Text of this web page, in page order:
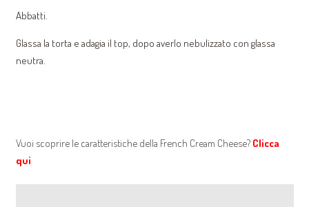
Abbatti.
Glassa la torta e adagia il top, dopo averlo nebulizzato con glassa
neutra.
Vuoi scoprire le caratteristiche della French Cream Cheese? Clicca
qui